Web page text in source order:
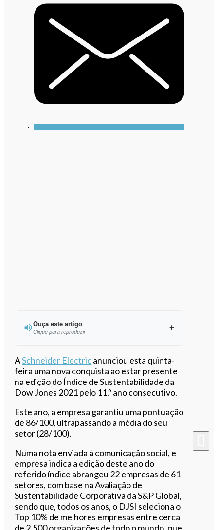
Ouça este artigo
Clique para reproduzir
Ouvir este artigo
ASchneider Electricanunciou esta quinta-
feira uma nova conquista ao estar presente
na edição do Índice de Sustentabilidade da
Dow Jones 2021 pelo 11.º ano consecutivo.
Este ano, a empresa garantiu uma pontuação
de 86/100, ultrapassando a média do seu
setor (28/100).
Numa nota enviada à comunicação social, e
empresa indica a edição deste ano do
referido índice abrangeu 22 empresas de 61
setores, com base na Avaliação de
Sustentabilidade Corporativa da S&P Global,
sendo que, todos os anos, o DJSI seleciona o
Top 10% de melhores empresas entre cerca
de 2.500 organizações de todo o mundo, que